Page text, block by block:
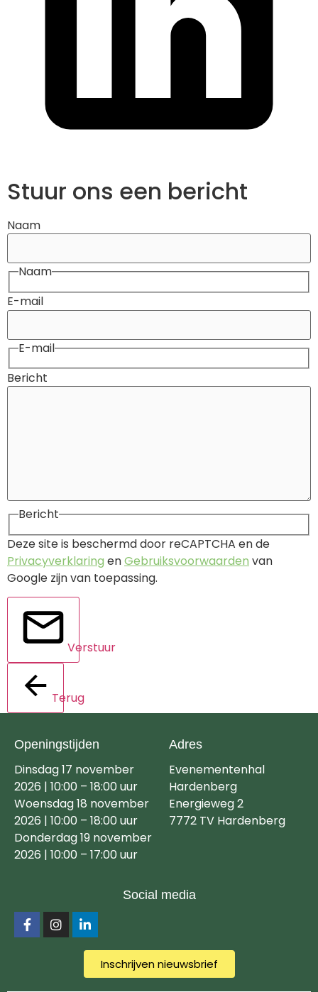
Stuur ons een bericht
Naam
Naam
E-mail
E-mail
Bericht
Bericht
Deze site is beschermd door reCAPTCHA en de
Privacyverklaring enGebruiksvoorwaarden van
Google zijn van toepassing.
Verstuur
Terug
Openingstijden
Dinsdag 17 november
2026 | 10:00 – 18:00 uur
Woensdag 18 november
2026 | 10:00 – 18:00 uur
Donderdag 19 november
2026 | 10:00 – 17:00 uur
Adres
Evenementenhal
Hardenberg
Energieweg 2
7772 TV Hardenberg
Social media
Inschrijven nieuwsbrief